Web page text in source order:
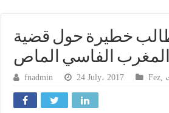
خطيرة حول قضية
الفاسي الماص
fnadmin 24 July، 2017 Fez